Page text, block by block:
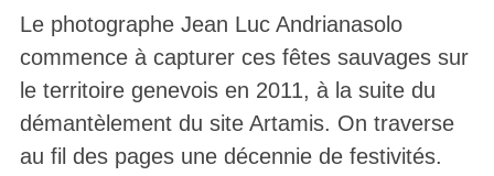
Le photographe Jean Luc Andrianasolo
commence à capturer ces fêtes sauvages sur
le territoire genevois en 2011, à la suite du
démantèlement du site Artamis. On traverse
au fil des pages une décennie de festivités.